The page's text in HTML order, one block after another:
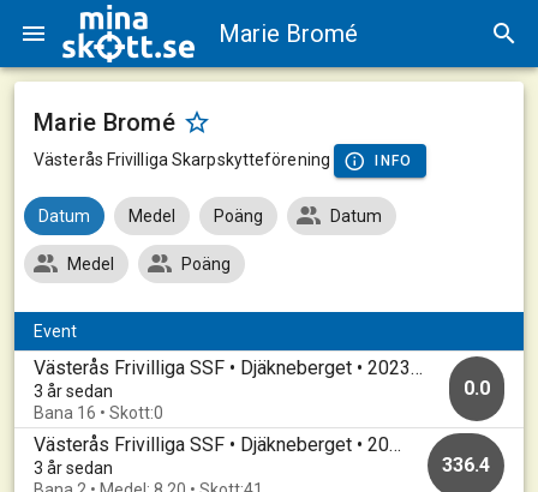
Marie Bromé
Marie Bromé
Västerås Frivilliga Skarpskytteförening INFO
Datum Medel Poäng Datum
Medel Poäng
Event
Västerås Frivilliga SSF • Djäkneberget • 20230302
3 år sedan
Bana 16 • Skott:0
0.0
Västerås Frivilliga SSF • Djäkneberget • 20230206
3 år sedan
336.4